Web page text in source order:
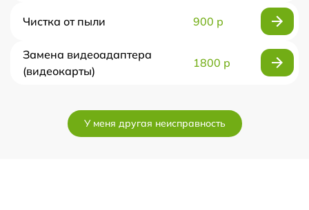
Чистка от пыли 900 р
Замена видеоадаптера
(видеокарты)
1800 р
У меня другая неисправность